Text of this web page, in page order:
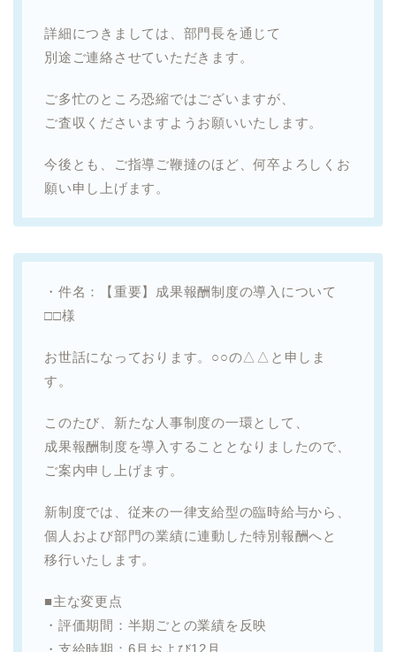
詳細につきましては、部門長を通じて
別途ご連絡させていただきます。
ご多忙のところ恐縮ではございますが、
ご査収くださいますようお願いいたします。
今後とも、ご指導ご鞭撻のほど、何卒よろしくお
願い申し上げます。
・件名：【重要】成果報酬制度の導入について
□□様
お世話になっております。○○の△△と申しま
す。
このたび、新たな人事制度の一環として、
成果報酬制度を導入することとなりましたので、
ご案内申し上げます。
新制度では、従来の一律支給型の臨時給与から、
個人および部門の業績に連動した特別報酬へと
移行いたします。
■主な変更点
・評価期間：半期ごとの業績を反映
・支給時期：6月および12月